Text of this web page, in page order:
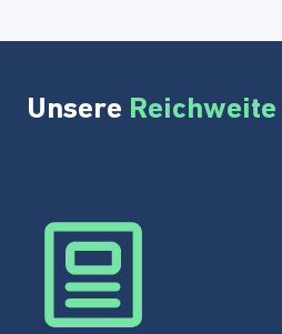
Unsere Reichweite